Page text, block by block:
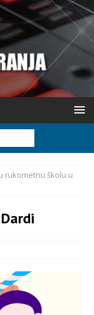
rukometnu školu u